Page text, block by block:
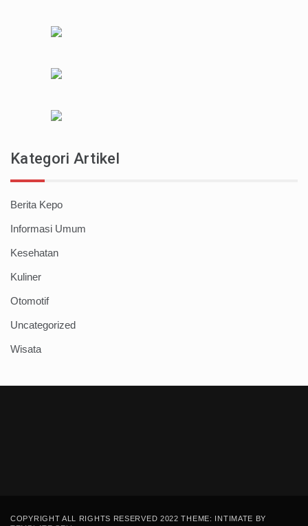
Kategori Artikel
Berita Kepo
Informasi Umum
Kesehatan
Kuliner
Otomotif
Uncategorized
Wisata
COPYRIGHT ALL RIGHTS RESERVED 2022 THEME: INTIMATE BY